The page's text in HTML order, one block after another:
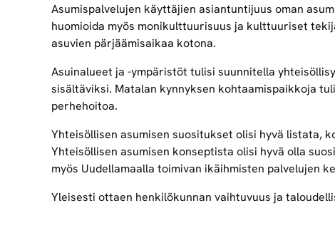
Asumispalvelujen käyttäjien asiantuntijuus oman
huomioida myös monikulttuurisuus ja kulttuuriset
asuvien pärjäämisaikaa kotona.
Asuinalueet ja -ympäristöt tulisi suunnitella
sisältäviksi. Matalan kynnyksen kohtaamispaikkoja
perhehoitoa.
Yhteisöllisen asumisen suositukset olisi hyvä listata,
Yhteisöllisen asumisen konseptista olisi hyvä olla
myös Uudellamaalla toimivan ikäihmisten palvelujen
Yleisesti ottaen henkilökunnan vaihtuvuus ja